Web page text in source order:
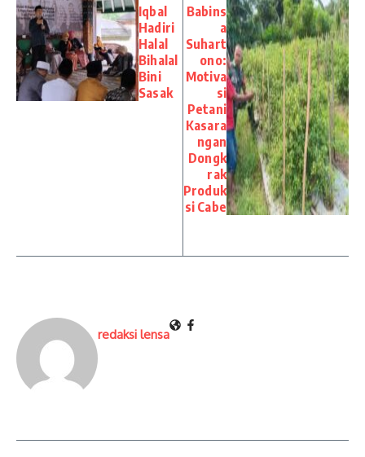
Iqbal
Hadiri
Halal
Bihalal
Bini
Sasak
Babins
a
Suhart
ono:
Motiva
si
Petani
Kasara
ngan
Dongk
rak
Produk
si Cabe
redaksi lensa